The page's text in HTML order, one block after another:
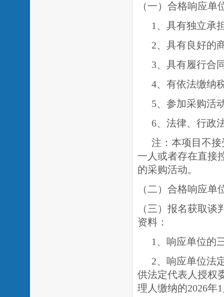
（一）合格响应单
1、具有独立承
2、具有良好的
3、具有履行合
4、有依法缴纳
5、参加采购活
6、法律、行政
注：本项目不
一人或者存在直接
的采购活动。
（二）合格响应单
（三）报名获取
资料：
1、响应单位的
2、响应单位法
供法定代表人授权
理人缴纳的2026年